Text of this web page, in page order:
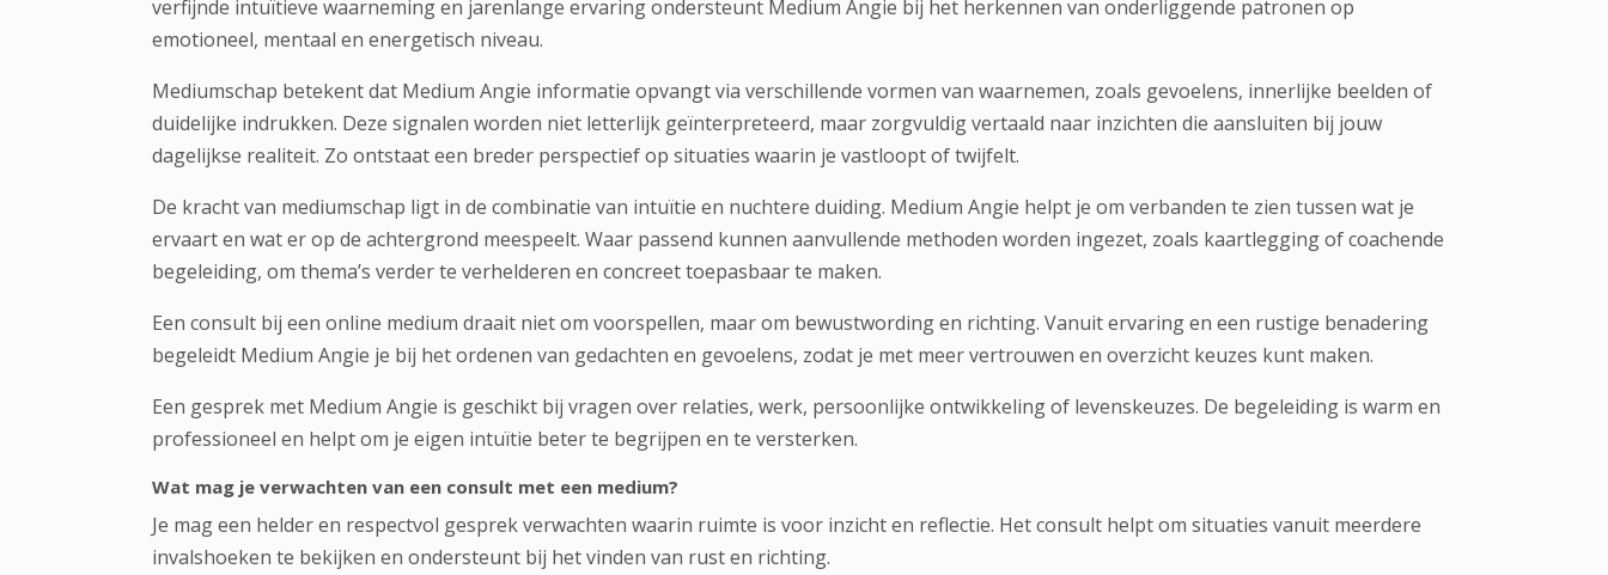
verfijnde intuïtieve waarneming en jarenlange ervaring ondersteunt Medium Angie bij het herkennen van onderliggende patronen op
emotioneel, mentaal en energetisch niveau.
Mediumschap betekent dat Medium Angie informatie opvangt via verschillende vormen van waarnemen, zoals gevoelens, innerlijke beelden of
duidelijke indrukken. Deze signalen worden niet letterlijk geïnterpreteerd, maar zorgvuldig vertaald naar inzichten die aansluiten bij jouw
dagelijkse realiteit. Zo ontstaat een breder perspectief op situaties waarin je vastloopt of twijfelt.
De kracht van mediumschap ligt in de combinatie van intuïtie en nuchtere duiding. Medium Angie helpt je om verbanden te zien tussen wat je
ervaart en wat er op de achtergrond meespeelt. Waar passend kunnen aanvullende methoden worden ingezet, zoals kaartlegging of coachende
begeleiding, om thema’s verder te verhelderen en concreet toepasbaar te maken.
Een consult bij een online medium draait niet om voorspellen, maar om bewustwording en richting. Vanuit ervaring en een rustige benadering
begeleidt Medium Angie je bij het ordenen van gedachten en gevoelens, zodat je met meer vertrouwen en overzicht keuzes kunt maken.
Een gesprek met Medium Angie is geschikt bij vragen over relaties, werk, persoonlijke ontwikkeling of levenskeuzes. De begeleiding is warm en
professioneel en helpt om je eigen intuïtie beter te begrijpen en te versterken.
Wat mag je verwachten van een consult met een medium?
Je mag een helder en respectvol gesprek verwachten waarin ruimte is voor inzicht en reflectie. Het consult helpt om situaties vanuit meerdere
invalshoeken te bekijken en ondersteunt bij het vinden van rust en richting.